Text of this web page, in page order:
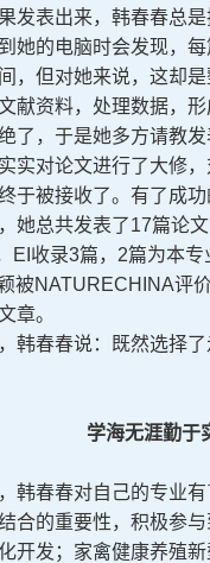
发表出来，韩春春总
她的电脑时会发现，
，但对她来说，这却
献资料，处理数据，
了，于是她多方请教
实对论文进行了大修
于被接收了。有了成
她总共发表了17篇论
EI收录3篇，2篇为本
被NATURECHINA评
章。
春春说：既然选择了
学海无涯勤于
春春对自己的专业有
合的重要性，积极参
开发；家禽健康养殖